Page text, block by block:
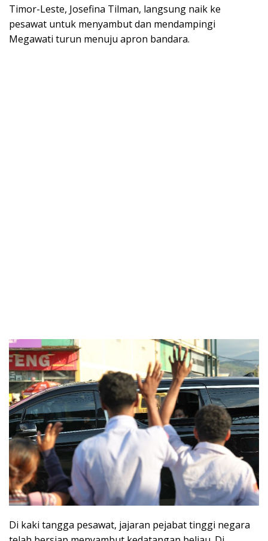
Timor-Leste, Josefina Tilman, langsung naik ke
pesawat untuk menyambut dan mendampingi
Megawati turun menuju apron bandara.
Di kaki tangga pesawat, jajaran pejabat tinggi negara